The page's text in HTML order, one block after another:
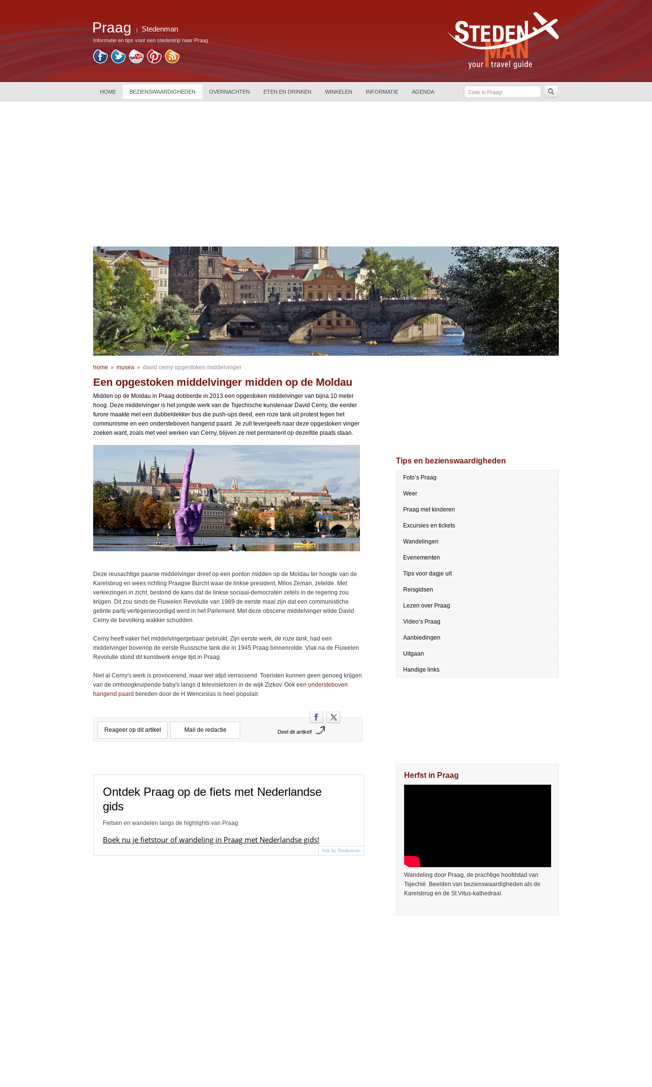
Praag Stedenman
Informatie en tips voor een stedentrip naar Praag
HOME BEZIENSWAARDIGHEDEN OVERNACHTEN ETEN EN DRINKEN WINKELEN INFORMATIE AGENDA
home » musea » david cerny opgestoken middelvinger
Een opgestoken middelvinger midden op de Moldau
Midden op de Moldau in Praag dobberde in 2013 een opgestoken middelvinger van bijna 10 meter
hoog. Deze middelvinger is het jongste werk van de Tsjechische kunstenaar David Cerny, die eerder
furore maakte met een dubbeldekker bus die push-ups deed, een roze tank uit protest tegen het
communisme en een ondersteboven hangend paard. Je zult tevergeefs naar deze opgestoken vinger
zoeken want, zoals met veel werken van Cerny, blijven ze niet permanent op dezelfde plaats staan.
Deze reusachtige paarse middelvinger dreef op een ponton midden op de Moldau ter hoogte van de
Karelsbrug en wees richting Praagse Burcht waar de linkse president, Milos Zeman, zetelde. Met
verkiezingen in zicht, bestond de kans dat de linkse sociaal-democraten zetels in de regering zou
krijgen. Dit zou sinds de Fluwelen Revolutie van 1989 de eerste maal zijn dat een communistiche
getinte partij vertegenwoordigd werd in het Parlement. Met deze obscene middelvinger wilde David
Cerny de bevolking wakker schudden.
Cerny heeft vaker het middelvingergebaar gebruikt. Zijn eerste werk, de roze tank, had een
middelvinger bovenop de eerste Russische tank die in 1945 Praag binnenrolde. Vlak na de Fluwelen
Revolutie stond dit kunstwerk enige tijd in Praag.
Niet al Cerny's werk is provocerend, maar wel atijd verrassend. Toeristen kunnen geen genoeg krijgen
van de omhoogkruipende baby's langs d televisietoren in de wijk Zizkov. Ook een ondersteboven
hangend paard bereden door de H.Wenceslas is heel populair.
Reageer op dit artikel Mail de redactie Deel dit artikel!
Ontdek Praag op de fiets met Nederlandse
gids
Fietsen en wandelen langs de highlights van Praag
Boek nu je fietstour of wandeling in Praag met Nederlandse gids!
Ads by Stedenman
Tips en bezienswaardigheden
Foto’s Praag
Weer
Praag met kinderen
Excursies en tickets
Wandelingen
Evenementen
Tips voor dagje uit
Reisgidsen
Lezen over Praag
Video’s Praag
Aanbiedingen
Uitgaan
Handige links
Herfst in Praag
Wandeling door Praag, de prachtige hoofdstad van
Tsjechië. Beelden van bezienswaardigheden als de
Karelsbrug en de St.Vitus-kathedraal.